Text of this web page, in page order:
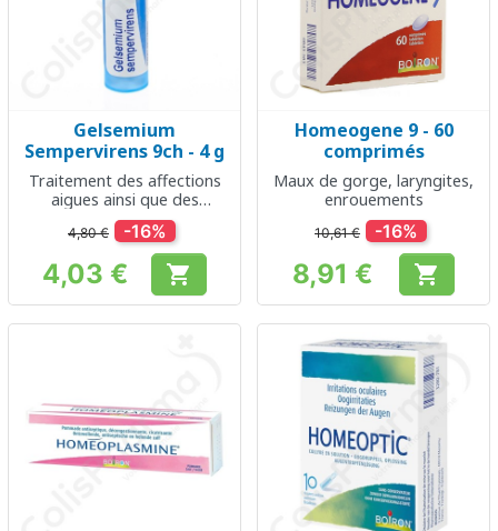
Gelsemium
Sempervirens 9ch - 4 g
Traitement des affections
aigues ainsi que des
maladies chroniques ou
psychiques.
4,80 € -16%
Prix
4,03 € 
Homeogene 9 - 60
comprimés
Maux de gorge, laryngites,
enrouements
10,61 € -16%
Prix
8,91 € 